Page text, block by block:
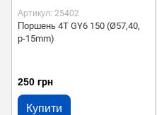
Артикул: 25402
Поршень 4T GY6 150 (Ø57,40,
p-15mm)
250 грн
Купити